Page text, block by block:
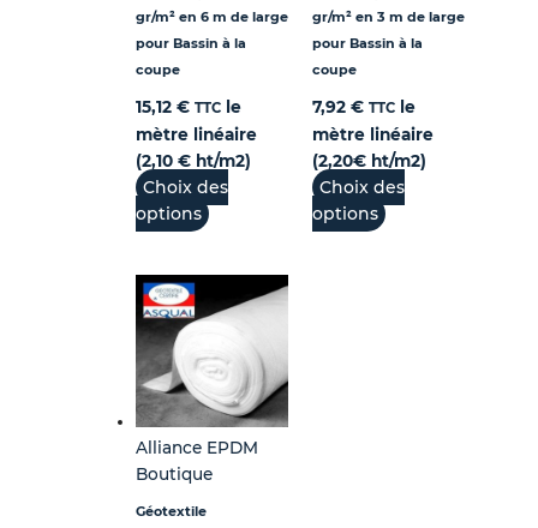
gr/m² en 6 m de large
pour Bassin à la
coupe
15,12 € TTCle
mètre linéaire
(2,10 € ht/m2)
Choix des
options
gr/m² en 3 m de large
pour Bassin à la
coupe
7,92 € TTCle
mètre linéaire
(2,20€ ht/m2)
Choix des
options
Alliance EPDM
Boutique
Géotextile